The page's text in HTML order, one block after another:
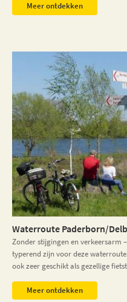
Meer ontdekken
Waterroute Paderborn/
Zonder stijgingen en verkeersarm
typerend zijn voor deze
ook zeer geschikt als gezellige
Meer ontdekken